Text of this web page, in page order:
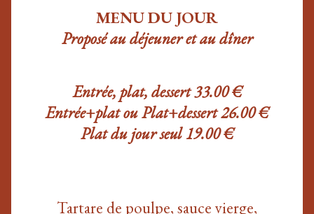
MENU DU JOUR
Proposéau déjeuner et au dîner
Entrée, plat, dessert33.00 €
Entrée+plat ou Plat+dessert26.00 €
Plat du jour seul 19.00 €
Tartare de poulpe, sauce vierge,